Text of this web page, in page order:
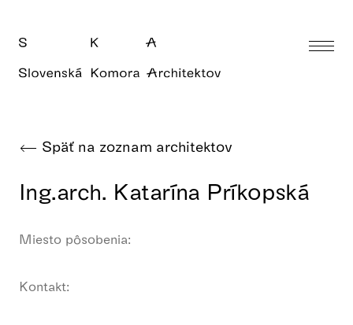
Späť na zoznam architektov
Ing.arch. Katarína Príkopská
Miesto pôsobenia:
Kontakt: